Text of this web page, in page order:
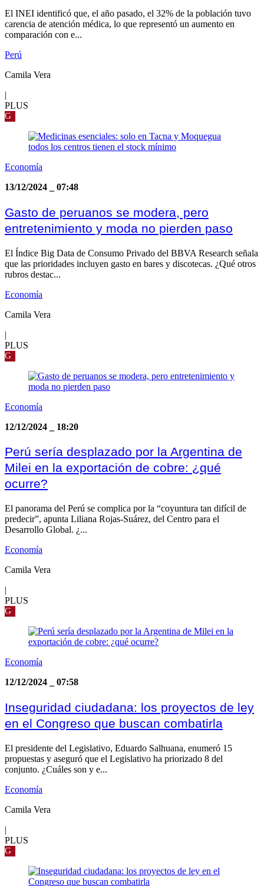
El INEI identificó que, el año pasado, el 32% de la población tuvo
carencia de atención médica, lo que representó un aumento en
comparación con e...
Perú
Camila Vera
|
PLUS
G
Economía
13/12/2024
07:48
Gasto de peruanos se modera, pero
entretenimiento y moda no pierden paso
El Índice Big Data de Consumo Privado del BBVA Research señala
que las prioridades incluyen gasto en bares y discotecas. ¿Qué otros
rubros destac...
Economía
Camila Vera
|
PLUS
G
Economía
12/12/2024
18:20
Perú sería desplazado por la Argentina de
Milei en la exportación de cobre: ¿qué
ocurre?
El panorama del Perú se complica por la “coyuntura tan difícil de
predecir”, apunta Liliana Rojas-Suárez, del Centro para el
Desarrollo Global. ¿...
Economía
Camila Vera
|
PLUS
G
Economía
12/12/2024
07:58
Inseguridad ciudadana: los proyectos de ley
en el Congreso que buscan combatirla
El presidente del Legislativo, Eduardo Salhuana, enumeró 15
propuestas y aseguró que el Legislativo ha priorizado 8 del
conjunto. ¿Cuáles son y e...
Economía
Camila Vera
|
PLUS
G